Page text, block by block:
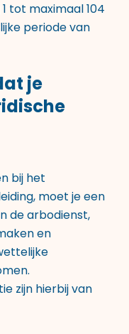
tot maximaal 104
periode van
je
bij het
moet je een
de arbodienst,
en
zijn hierbij van